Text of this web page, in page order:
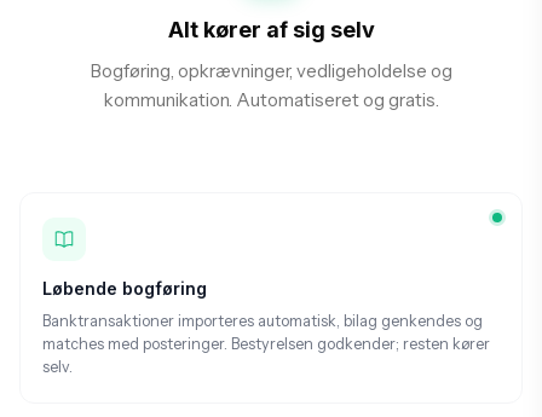
Alt kører af sig selv
Bogføring, opkrævninger, vedligeholdelse og
kommunikation. Automatiseret og gratis.
Løbende bogføring
Banktransaktioner importeres automatisk, bilag genkendes og
matches med posteringer. Bestyrelsen godkender; resten kører
selv.